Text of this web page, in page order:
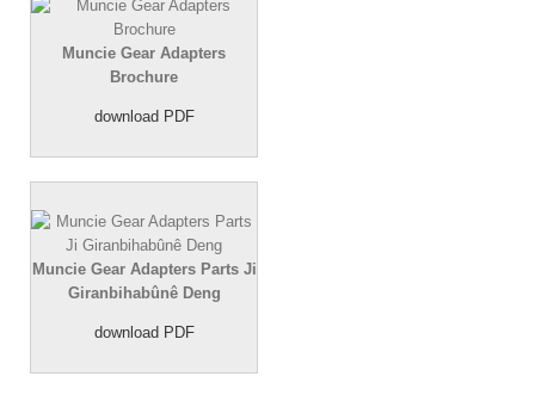
Muncie Gear Adapters
Brochure
download PDF
Muncie Gear Adapters Parts Ji
Giranbihabûnê Deng
download PDF